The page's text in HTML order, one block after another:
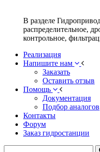
В разделе
распределительное,
контрольное,
Реализация
Напишите нам
Заказать
Оставить отзыв
Помощь
Документация
Подбор аналогов
Контакты
Форум
Заказ гидростанции